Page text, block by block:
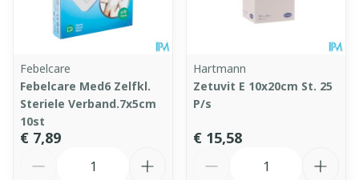
Febelcare
Febelcare Med6 Zelfkl.
Steriele Verband.7x5cm
10st
€ 7,89
Hartmann
Zetuvit E 10x20cm St. 25
P/s
€ 15,58